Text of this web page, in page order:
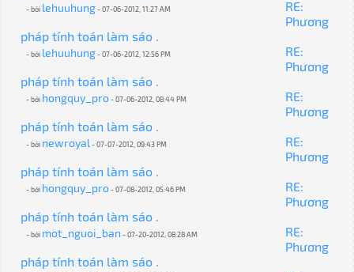
- bởi lehuuhung- 07-06-2012, 11:27 AM
RE:
Phương
pháp tính toán làm sáo .
- bởi lehuuhung- 07-06-2012, 12:56 PM
RE:
Phương
pháp tính toán làm sáo .
- bởi hongquy_pro- 07-06-2012, 08:44 PM
RE:
Phương
pháp tính toán làm sáo .
- bởi newroyal- 07-07-2012, 09:43 PM
RE:
Phương
pháp tính toán làm sáo .
- bởi hongquy_pro- 07-08-2012, 05:46 PM
RE:
Phương
pháp tính toán làm sáo .
- bởi mot_nguoi_ban - 07-20-2012, 08:28 AM
RE:
Phương
pháp tính toán làm sáo .